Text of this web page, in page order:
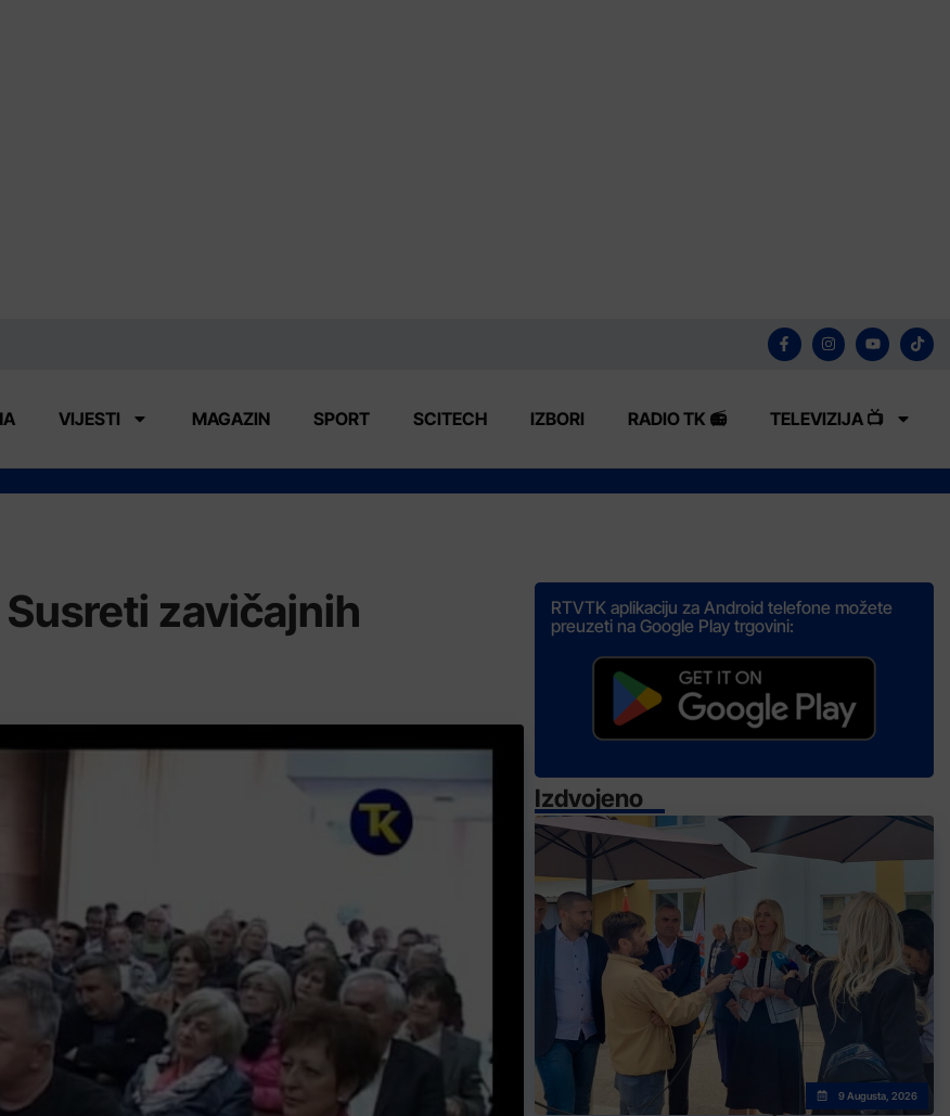
VIJESTI MAGAZIN SPORT SCITECH IZBORI RADIO TK 📻 TELEVIZIJA 📺
zavičajnih
RTVTK aplikaciju za Android telefone možete
preuzeti na Google Play trgovini:
Izdvojeno
9 Augusta, 2026